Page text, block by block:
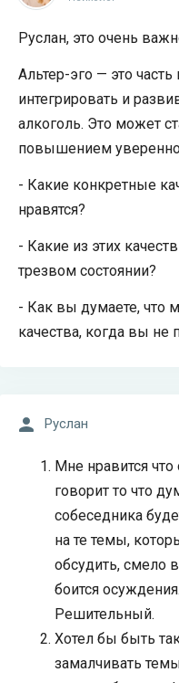
Руслан, это очень
Альтер-эго — это
интегрировать и
алкоголь. Это может
повышением
- Какие конкретные
нравятся?
- Какие из этих
трезвом состоянии?
- Как вы думаете, что
качества, когда вы не
Руслан
Мне нравится
говорит то что
собеседника
на те темы,
обсудить, смело
боится
Решительный.
Хотел бы быть
замалчивать